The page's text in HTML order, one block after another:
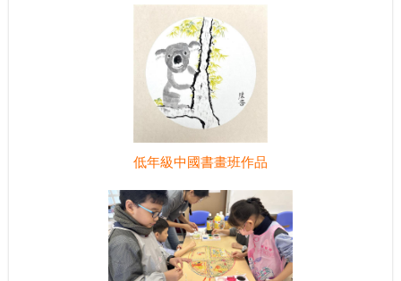
低年級中國書畫班作品